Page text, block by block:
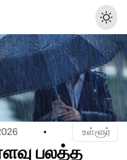
உள்ளூர்
பலத்த